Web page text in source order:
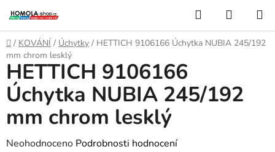
na
obsah
Hledat
KOŠÍK
Domů
/ KOVÁNÍ / Úchytky / HETTICH 9106166 Úchytka NUBIA 245/192
mm chrom lesklý
HETTICH 9106166
Úchytka NUBIA 245/192
mm chrom lesklý
Průměrné
Neohodnoceno Podrobnosti hodnocení